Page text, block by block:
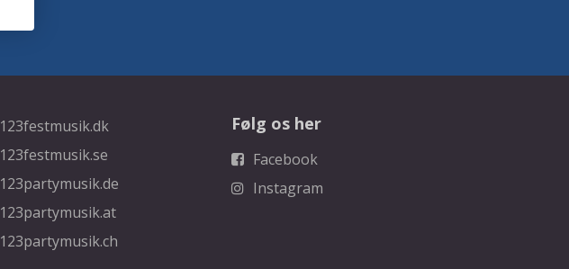
123festmusik.dk
123festmusik.se
123partymusik.de
123partymusik.at
123partymusik.ch
Følg os her
Facebook
Instagram